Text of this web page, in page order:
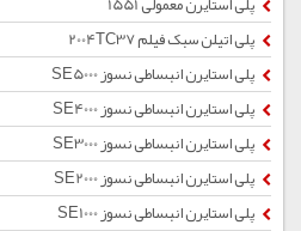
پلی اتیلن سبک فیلم 2004TC37
پلی استایرن انبساطی نسوز SE5000
پلی استایرن انبساطی نسوز SE4000
پلی استایرن انبساطی نسوز SE3000
پلی استایرن انبساطی نسوز SE2000
پلی استایرن انبساطی نسوز SE1000